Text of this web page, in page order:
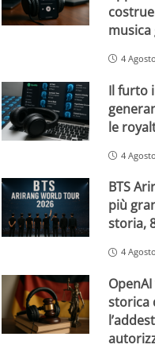
4
Il furto
le
4
BTS
più
storia,
4
storica